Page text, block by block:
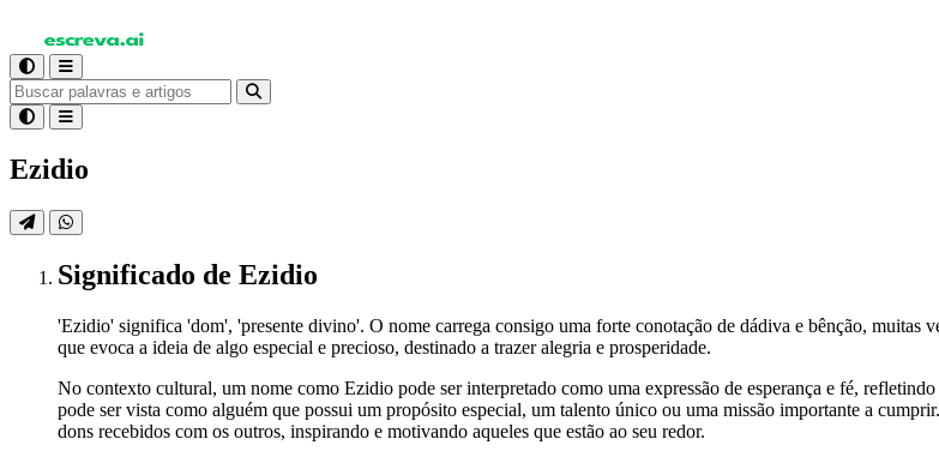
Ezidio
Significado de Ezidio
'Ezidio' significa 'dom', 'presente divino'. O nome carrega consigo uma forte conotação de dádiva e bênção, muitas
que evoca a ideia de algo especial e precioso, destinado a trazer alegria e prosperidade.
No contexto cultural, um nome como Ezidio pode ser interpretado como uma expressão de esperança e fé,
pode ser vista como alguém que possui um propósito especial, um talento único ou uma missão importante a
dons recebidos com os outros, inspirando e motivando aqueles que estão ao seu redor.